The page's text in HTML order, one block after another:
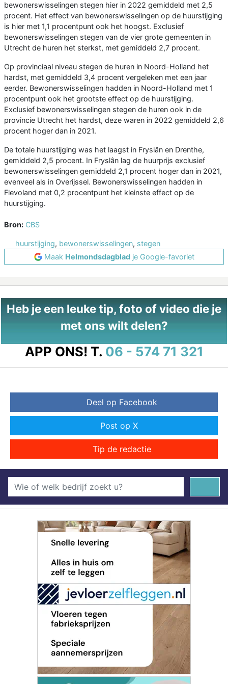
bewonerswisselingen stegen hier in 2022 gemiddeld met 2,5
procent. Het effect van bewonerswisselingen op de huurstijging
is hier met 1,1 procentpunt ook het hoogst. Exclusief
bewonerswisselingen stegen van de vier grote gemeenten in
Utrecht de huren het sterkst, met gemiddeld 2,7 procent.
Op provinciaal niveau stegen de huren in Noord-Holland het
hardst, met gemiddeld 3,4 procent vergeleken met een jaar
eerder. Bewonerswisselingen hadden in Noord-Holland met 1
procentpunt ook het grootste effect op de huurstijging.
Exclusief bewonerswisselingen stegen de huren ook in de
provincie Utrecht het hardst, deze waren in 2022 gemiddeld 2,6
procent hoger dan in 2021.
De totale huurstijging was het laagst in Fryslân en Drenthe,
gemiddeld 2,5 procent. In Fryslân lag de huurprijs exclusief
bewonerswisselingen gemiddeld 2,1 procent hoger dan in 2021,
evenveel als in Overijssel. Bewonerswisselingen hadden in
Flevoland met 0,2 procentpunt het kleinste effect op de
huurstijging.
Bron: CBS
huurstijging, bewonerswisselingen, stegen
Maak Helmondsdagbladje Google-favoriet
Heb je een leuke tip, foto of video die je
met ons wilt delen?
APP ONS! T. 06 - 574 71 321
Deel op Facebook
Post op X
Tip de redactie